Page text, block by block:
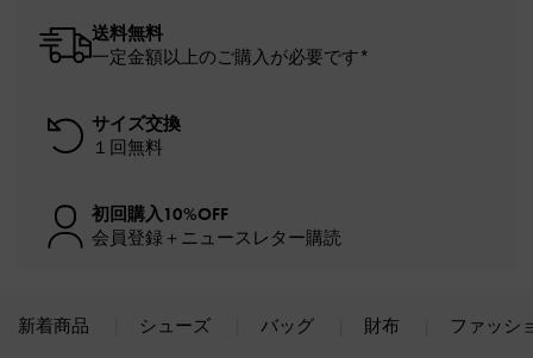
送料無料
一定金額以上のご購入が必要です*
サイズ交換
１回無料
初回購入10%OFF
会員登録＋ニュースレター購読
新着商品 シューズ バッグ 財布 ファッシ